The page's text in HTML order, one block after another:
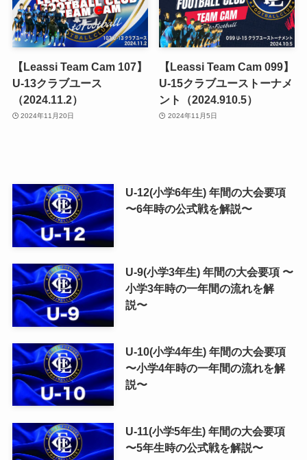
【Leassi Team Cam 107】
U-13クラブユース
（2024.11.2）
2024年11月20日
【Leassi Team Cam 099】
U-15クラブユーストーナメ
ント（2024.910.5）
2024年11月5日
U-12(小学6年生) 年間の大会要項
〜6年時の公式戦を解説〜
U-9(小学3年生) 年間の大会要項 〜
小学3年時の一年間の流れを解
説〜
U-10(小学4年生) 年間の大会要項
〜小学4年時の一年間の流れを解
説〜
U-11(小学5年生) 年間の大会要項
〜5年生時の公式戦を解説〜